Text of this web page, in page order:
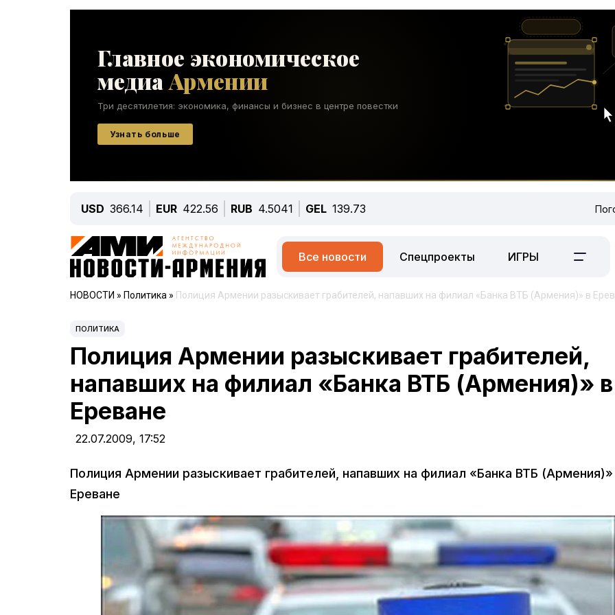
USD 366.14 EUR 422.56 RUB 4.5041 GEL 139.73
Все новости Спецпроекты ИГРЫ
НОВОСТИ » Политика » Полиция Армении разыскивает грабителей, напавших на филиал «Банка ВТБ (Армения)» в
ПОЛИТИКА
Полиция Армении разыскивает грабителей,
напавших на филиал «Банка ВТБ (Армения)» в
Ереване
22.07.2009, 17:52
Полиция Армении разыскивает грабителей, напавших на филиал «Банка ВТБ (Армения)»
Ереване